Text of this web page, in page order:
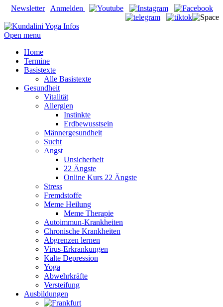
Newsletter Anmelden
Open menu
Home
Termine
Basistexte
Alle Basistexte
Gesundheit
Vitalität
Allergien
Instinkte
Erdbewusstsein
Männergesundheit
Sucht
Angst
Unsicherheit
22 Ängste
Online Kurs 22 Ängste
Stress
Fremdstoffe
Meme Heilung
Meme Therapie
Autoimmun-Krankheiten
Chronische Krankheiten
Abgrenzen lernen
Virus-Erkrankungen
Kalte Depression
Yoga
Abwehrkräfte
Versteifung
Ausbildungen